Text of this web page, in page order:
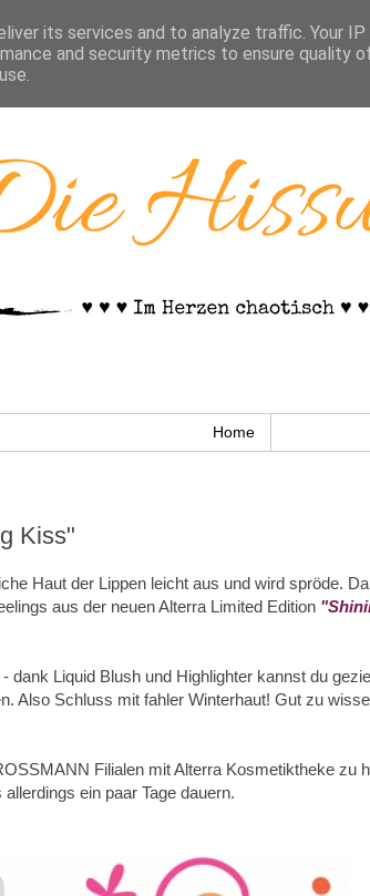
Home
Kiss"
Haut der Lippen leicht aus und wird spröde. Da
aus der neuen Alterra Limited Edition
dank Liquid Blush und Highlighter kannst du
Also Schluss mit fahler Winterhaut! Gut zu
Filialen mit Alterra Kosmetiktheke zu
ein paar Tage dauern.
its services and to analyze traffic. Your
and security metrics to ensure quality